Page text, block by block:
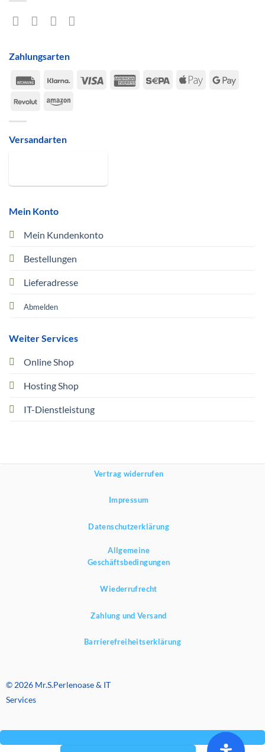
Mein Konto
Mein Kundenkonto
Bestellungen
Lieferadresse
Abmelden
Weiter Services
Online Shop
Hosting Shop
IT-Dienstleistung
Zahlungsarten
Rechung
Klarna Visa
American Sepa
Apple
Google
RevolutAmazon
Versandarten
Vertrag widerrufen
Impressum
Datenschutzerklärung
Allgemeine
Geschäftsbedingungen
Wiederrufrecht
Zahlung und Versand
Barrierefreiheitserklärung
© 2026 Mr.S.Perlenoase & IT
Services